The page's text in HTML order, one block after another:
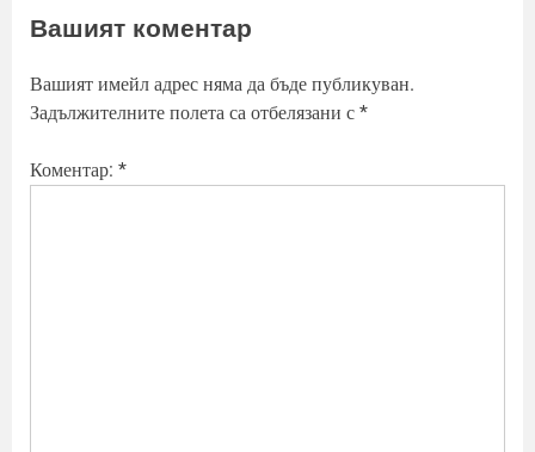
Вашият коментар
Вашият имейл адрес няма да бъде публикуван.
Задължителните полета са отбелязани с *
Коментар: *